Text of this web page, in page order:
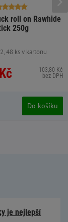
roll on Rawhide
250g
48 ks v kartonu
103,80 Kč
bez DPH
Do košíku
je nejlepší